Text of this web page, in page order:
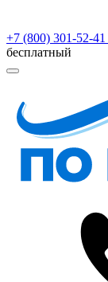
+7 (800) 301-52-41
бесплатный